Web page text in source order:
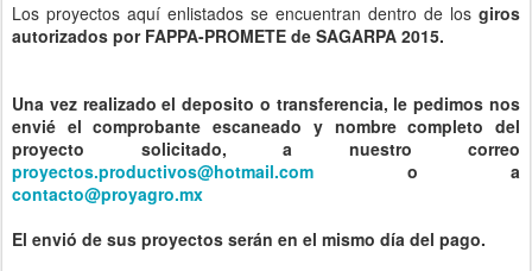
Los proyectos aquí enlistados se encuentran dentro de los giros
autorizados por FAPPA-PROMETE de SAGARPA 2015.
Una vez realizado el deposito o transferencia, le pedimos nos
envié el comprobante escaneado y nombre completo del
proyecto solicitado, a nuestro correo
proyectos.productivos@hotmail.com o a
contacto@proyagro.mx
El envió de sus proyectos serán en el mismo día del pago.